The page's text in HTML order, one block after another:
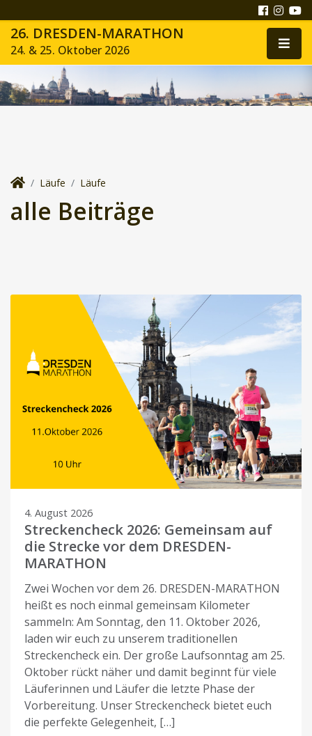
26. DRESDEN-MARATHON
24. & 25. Oktober 2026
Läufe Läufe
alle Beiträge
4. August 2026
Streckencheck 2026: Gemeinsam auf
die Strecke vor dem DRESDEN-
MARATHON
Zwei Wochen vor dem 26. DRESDEN-MARATHON
heißt es noch einmal gemeinsam Kilometer
sammeln: Am Sonntag, den 11. Oktober 2026,
laden wir euch zu unserem traditionellen
Streckencheck ein. Der große Laufsonntag am 25.
Oktober rückt näher und damit beginnt für viele
Läuferinnen und Läufer die letzte Phase der
Vorbereitung. Unser Streckencheck bietet euch
die perfekte Gelegenheit, […]